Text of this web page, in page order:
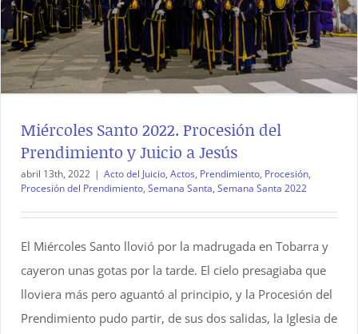
Miércoles Santo 2022. Procesión del
Prendimiento y Juicio a Jesús
abril 13th, 2022 | Acto del Juicio, Actos, Prendimiento, Procesión,
Procesión del Prendimiento, Semana Santa, Semana Santa 2022
El Miércoles Santo llovió por la madrugada en Tobarra y
cayeron unas gotas por la tarde. El cielo presagiaba que
lloviera más pero aguantó al principio, y la Procesión del
Prendimiento pudo partir, de sus dos salidas, la Iglesia de